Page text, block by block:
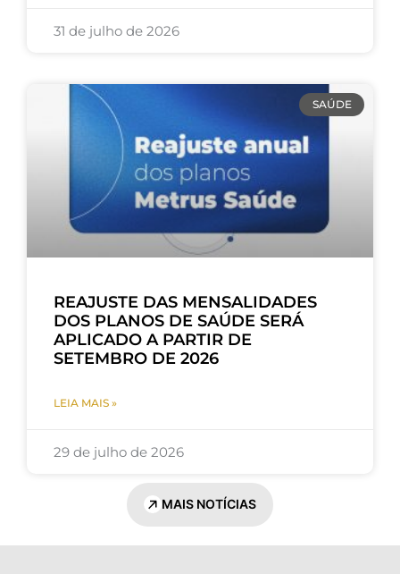
31 de julho de 2026
SAÚDE
REAJUSTE DAS MENSALIDADES
DOS PLANOS DE SAÚDE SERÁ
APLICADO A PARTIR DE
SETEMBRO DE 2026
LEIA MAIS »
29 de julho de 2026
MAIS NOTÍCIAS